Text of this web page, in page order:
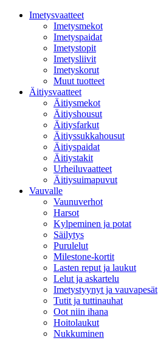
Imetysvaatteet
Imetysmekot
Imetyspaidat
Imetystopit
Imetysliivit
Imetyskorut
Muut tuotteet
Äitiysvaatteet
Äitiysmekot
Äitiyshousut
Äitiysfarkut
Äitiyssukkahousut
Äitiyspaidat
Äitiystakit
Urheiluvaatteet
Äitiysuimapuvut
Vauvalle
Vaunuverhot
Harsot
Kylpeminen ja potat
Säilytys
Purulelut
Milestone-kortit
Lasten reput ja laukut
Lelut ja askartelu
Imetystyynyt ja vauvapesät
Tutit ja tuttinauhat
Oot niin ihana
Hoitolaukut
Nukkuminen